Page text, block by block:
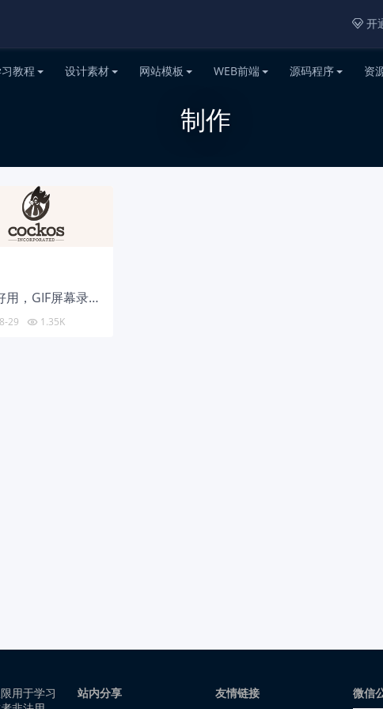
 开
教程 设计素材 网站模板 WEB前端 源码程序 资
制作
灵活好用，GIF屏幕录制工具 – LICEcap
29  1.35K
用于学习
站内分享
友情链接
微信